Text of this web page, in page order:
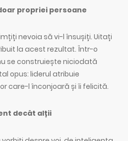
propriei persoane
nevoia să vi-l însușiți. Uitați
la acest rezultat. Într-o
se construiește niciodată
opus: liderul atribuie
care-l înconjoară și îi felicită.
decât alții